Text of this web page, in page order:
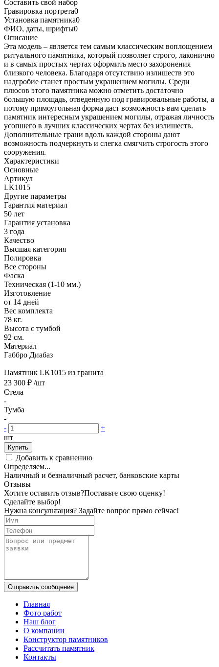
Составить свой набор
Гравировка портрета0
Установка памятника0
ФИО, даты, шрифты0
Описание
Эта модель – является тем самым классическим воплощением
ритуального памятника, который позволяет строго, лаконично
и в самых простых чертах оформить место захоронения
близкого человека. Благодаря отсутствию излишеств это
надгробие станет простым украшением могилы. Среди
плюсов этого памятника можно отметить достаточно
большую площадь, отведенную под гравировальные работы, а
потому прямоугольная форма даст возможность вам сделать
памятник интересным украшением могилы, отражая личность
усопшего в лучших классических чертах без излишеств.
Дополнительные грани вдоль каждой стороны дают
возможность подчеркнуть и слегка смягчить строгость этого
сооружения.
Характеристики
Основные
Артикул
LK1015
Другие параметры
Гарантия материал
50 лет
Гарантия установка
3 года
Качество
Высшая категория
Полировка
Все стороны
Фаска
Техническая (1-10 мм.)
Изготовление
от 14 дней
Вес комплекта
78 кг.
Высота с тумбой
92 см.
Материал
Габбро Диабаз
Памятник LK1015 из гранита
23 300 ₽ /шт
Стела
-
Тумба
-
-
+
шт
Купить
Добавить к сравнению
Определяем...
Наличный и безналичный расчет, банковские карты
Отзывы
Хотите оставить отзыв?Поставьте свою оценку!
Сделайте выбор!
Нужна консультация? Задайте вопрос прямо сейчас!
Отправить сообщение
Главная
Фото работ
Наш блог
О компании
Конструктор памятников
Рассчитать памятник
Контакты